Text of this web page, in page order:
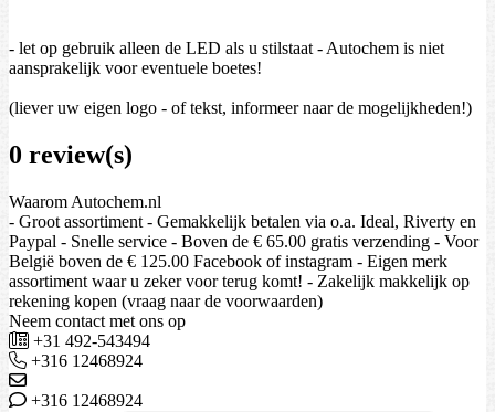
- let op gebruik alleen de LED als u stilstaat - Autochem is niet
aansprakelijk voor eventuele boetes!
(liever uw eigen logo - of tekst, informeer naar de mogelijkheden!)
0 review(s)
Waarom Autochem.nl
- Groot assortiment - Gemakkelijk betalen via o.a. Ideal, Riverty en
Paypal - Snelle service - Boven de € 65.00 gratis verzending - Voor
België boven de € 125.00 Facebook of instagram - Eigen merk
assortiment waar u zeker voor terug komt! - Zakelijk makkelijk op
rekening kopen (vraag naar de voorwaarden)
Neem contact met ons op
+31 492-543494
+316 12468924
+316 12468924